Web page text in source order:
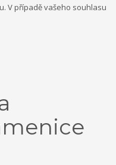
V případě vašeho souhlasu